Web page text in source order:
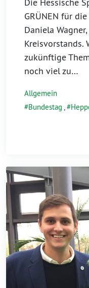
GRÜNEN für
Daniela
Kreisvorstands.
zukünftige
noch viel zu…
Allgemein
Bundestag ,